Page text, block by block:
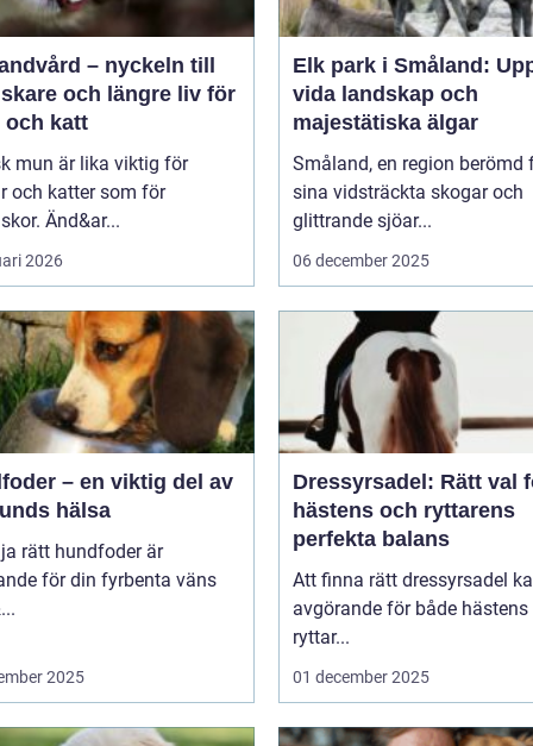
– nyckeln till
och längre liv för
och katt
mun är lika viktig för
och katter som för
Änd&ar...
2026
Elk park i Småland:
vida landskap och
majestätiska älgar
Småland, en region berömd
sina vidsträckta skogar och
glittrande sjöar...
06 december 2025
– en viktig del av
hälsa
rätt hundfoder är
för din fyrbenta väns
2025
Dressyrsadel: Rätt val
hästens och ryttarens
perfekta balans
Att finna rätt dressyrsadel
avgörande för både hästens
ryttar...
01 december 2025